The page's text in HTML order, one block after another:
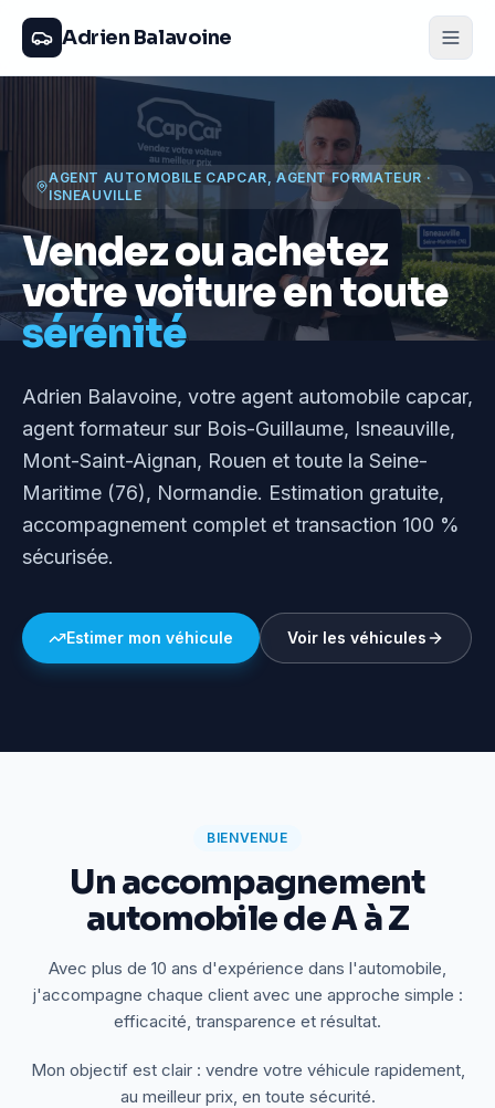
Adrien Balavoine
AGENT AUTOMOBILE CAPCAR, AGENT FORMATEUR ·
ISNEAUVILLE
Vendez ou achetez
votre voiture en toute
sérénité
Adrien Balavoine, votre agent automobile capcar,
agent formateur sur Bois-Guillaume, Isneauville,
Mont-Saint-Aignan, Rouen et toute la Seine-
Maritime (76), Normandie. Estimation gratuite,
accompagnement complet et transaction 100 %
sécurisée.
Estimer mon véhicule Voir les véhicules
BIENVENUE
Un accompagnement
automobile de A à Z
Avec plus de 10 ans d'expérience dans l'automobile,
j'accompagne chaque client avec une approche simple :
efficacité, transparence et résultat.
Mon objectif est clair : vendre votre véhicule rapidement,
au meilleur prix, en toute sécurité.